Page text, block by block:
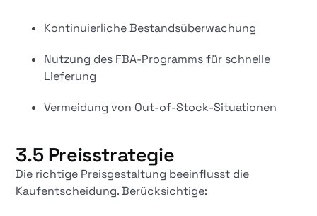
Kontinuierliche Bestandsüberwachung
Nutzung des FBA-Programms für schnelle
Lieferung
Vermeidung von Out-of-Stock-Situationen
3.5 Preisstrategie
Die richtige Preisgestaltung beeinflusst die
Kaufentscheidung. Berücksichtige: